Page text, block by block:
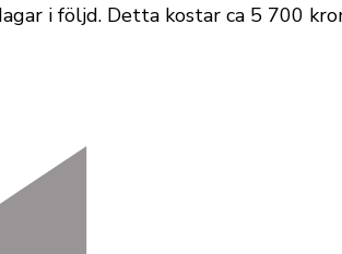
i följd. Detta kostar ca 5 700